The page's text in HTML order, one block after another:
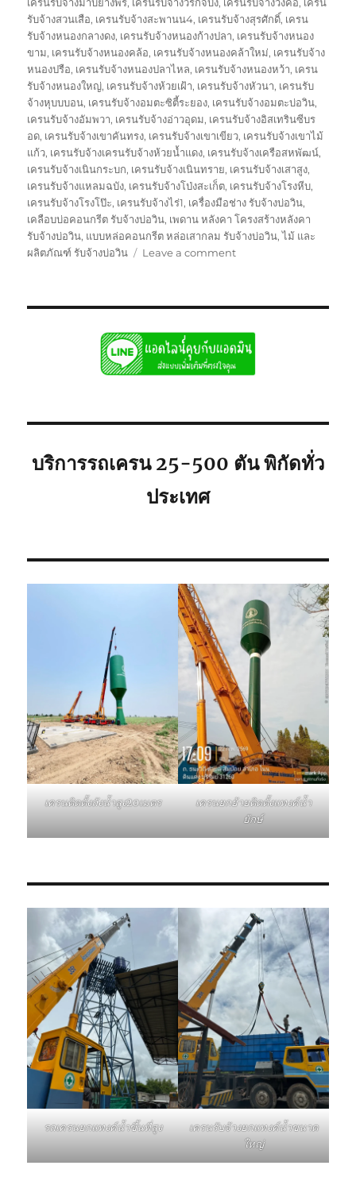
รับจ้างสวนเสือ, เครนรับจ้างสะพานน4, เครนรับจ้างสุรศักดิ์, เครน
รับจ้างหนองกลางดง, เครนรับจ้างหนองก้างปลา, เครนรับจ้างหนอง
ขาม, เครนรับจ้างหนองคล้อ, เครนรับจ้างหนองคล้าใหม่, เครนรับจ้าง
หนองปรือ, เครนรับจ้างหนองปลาไหล, เครนรับจ้างหนองหว้า, เครน
รับจ้างหนองใหญ่, เครนรับจ้างห้วยเฝ้า, เครนรับจ้างหัวนา, เครนรับ
จ้างหุบบบอน, เครนรับจ้างอมตะซิตี้ระยอง, เครนรับจ้างอมตะบ่อวิน,
เครนรับจ้างอัมพวา, เครนรับจ้างอ่าวอุดม, เครนรับจ้างอิสเทรินซีบร
อด, เครนรับจ้างเขาคันทรง, เครนรับจ้างเขาเขียว, เครนรับจ้างเขาไม้
แก้ว, เครนรับจ้างเครนรับจ้างห้วยน้ำแดง, เครนรับจ้างเครือสหพัฒน์,
เครนรับจ้างเนินกระบก, เครนรับจ้างเนินทราย, เครนรับจ้างเสาสูง,
เครนรับจ้างแหลมฉบัง, เครนรับจ้างโป่งสะเก็ต, เครนรับจ้างโรงหีบ,
เครนรับจ้างโรงโป๊ะ, เครนรับจ้างไร่1, เครื่องมือช่าง รับจ้างบ่อวิน,
เคลือบบ่อคอนกรีต รับจ้างบ่อวิน, เพดาน หลังคา โครงสร้างหลังคา
รับจ้างบ่อวิน, แบบหล่อคอนกรีต หล่อเสากลม รับจ้างบ่อวิน,ไม้ และ
ผลิตภัณฑ์ รับจ้างบ่อวิน
Leave a commenton
วิน
ศรีราชา
พิกัด
บริการรถเครน 25-500 ตัน พิกัดทั่ว
ประเทศ
เครนติดตั้งถังน้ำสูง20เมตร
เครนยกย้ายติดตั้งแทงค์น้ำ
ยักษ์
รถเครนยกแทงค์น้ำขึ้นที่สูง
เครนรับจ้างยกแทงค์น้ำขนาด
ใหญ่